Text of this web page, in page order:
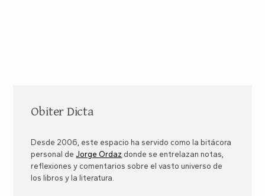
Obiter Dicta
Desde 2006, este espacio ha servido como la bitácora
personal de Jorge Ordaz donde se entrelazan notas,
reflexiones y comentarios sobre el vasto universo de
los libros y la literatura.